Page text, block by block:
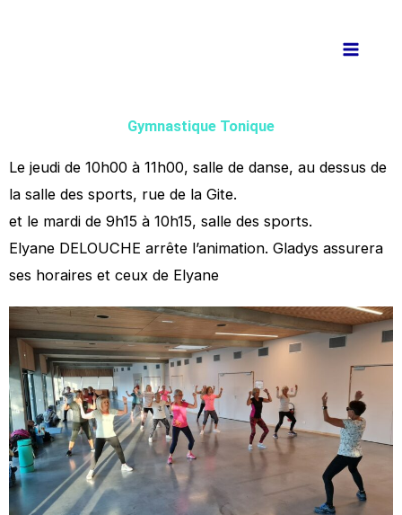
Gymnastique Tonique
Le jeudi de 10h00 à 11h00, salle de danse, au dessus de
la salle des sports, rue de la Gite.
et le mardi de 9h15 à 10h15, salle des sports.
Elyane DELOUCHE arrête l’animation. Gladys assurera
ses horaires et ceux de Elyane